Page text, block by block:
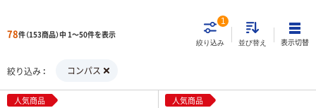
78件（153商品）中 1～50件を表示
絞り込み
1
並び替え 表示切替
絞り込み コンパス
人気商品 人気商品